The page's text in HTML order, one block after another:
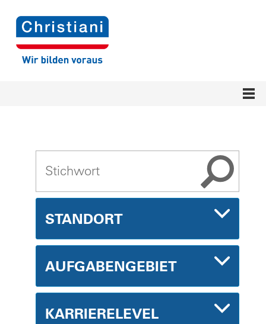
STANDORT
AUFGABENGEBIET
KARRIERELEVEL